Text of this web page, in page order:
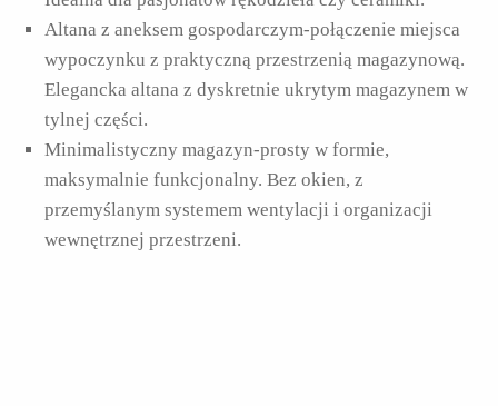
Altana z aneksem gospodarczym-połączenie miejsca
wypoczynku z praktyczną przestrzenią magazynową.
Elegancka altana z dyskretnie ukrytym magazynem w
tylnej części.
Minimalistyczny magazyn-prosty w formie,
maksymalnie funkcjonalny. Bez okien, z
przemyślanym systemem wentylacji i organizacji
wewnętrznej przestrzeni.